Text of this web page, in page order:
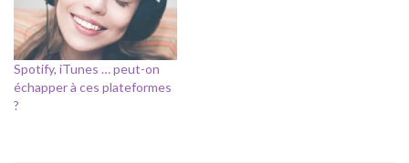
Spotify, iTunes … peut-on
échapper à ces plateformes
?